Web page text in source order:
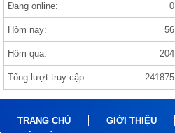
Gạch india 1000×1000 ANVI BIANCO
Đang online: 0
Hôm nay: 56
Hôm qua: 204
Tổng lượt truy cập: 241875
TRANG CHỦ GIỚI THIỆU